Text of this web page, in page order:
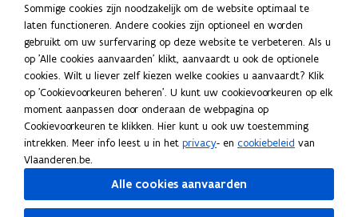
Taaladviezen
Spellingregels
Tips voor duidelijke taal
Bekijk ook
Spellingtests
Boek- en webwijzer
Sommige cookies zijn noodzakelijk om de website optimaal te
laten functioneren. Andere cookies zijn optioneel en worden
gebruikt om uw surfervaring op deze website te verbeteren. Als u
op 'Alle cookies aanvaarden' klikt, aanvaardt u ook de optionele
cookies. Wilt u liever zelf kiezen welke cookies u aanvaardt? Klik
op 'Cookievoorkeuren beheren'. U kunt uw cookievoorkeuren op elk
moment aanpassen door onderaan de webpagina op
Cookievoorkeuren te klikken. Hier kunt u ook uw toestemming
intrekken. Meer info leest u in het privacy- en cookiebeleid van
Vlaanderen.be.
Alle cookies aanvaarden